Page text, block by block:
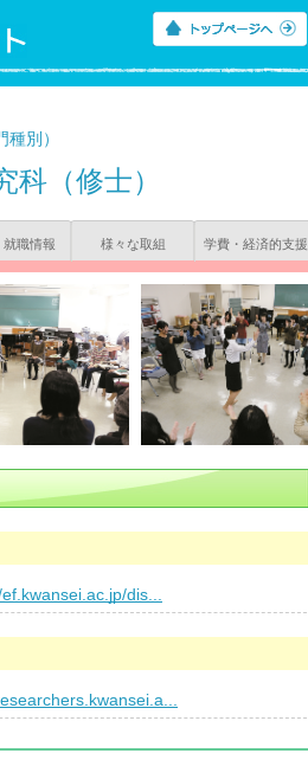
別）
科（修士）
就職情報 様々な取組 学費・経済的支援
dis...